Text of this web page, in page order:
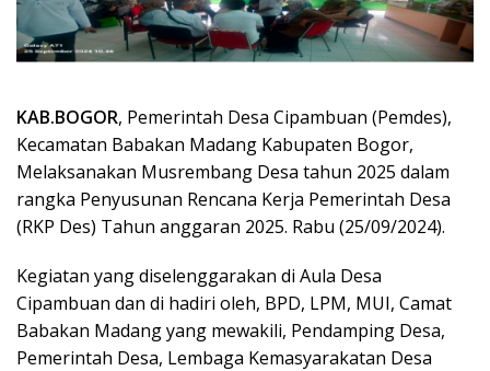
KAB.BOGOR, Pemerintah Desa Cipambuan (Pemdes),
Kecamatan Babakan Madang Kabupaten Bogor,
Melaksanakan Musrembang Desa tahun 2025 dalam
rangka Penyusunan Rencana Kerja Pemerintah Desa
(RKP Des) Tahun anggaran 2025. Rabu (25/09/2024).
Kegiatan yang diselenggarakan di Aula Desa
Cipambuan dan di hadiri oleh, BPD, LPM, MUI, Camat
Babakan Madang yang mewakili, Pendamping Desa,
Pemerintah Desa, Lembaga Kemasyarakatan Desa